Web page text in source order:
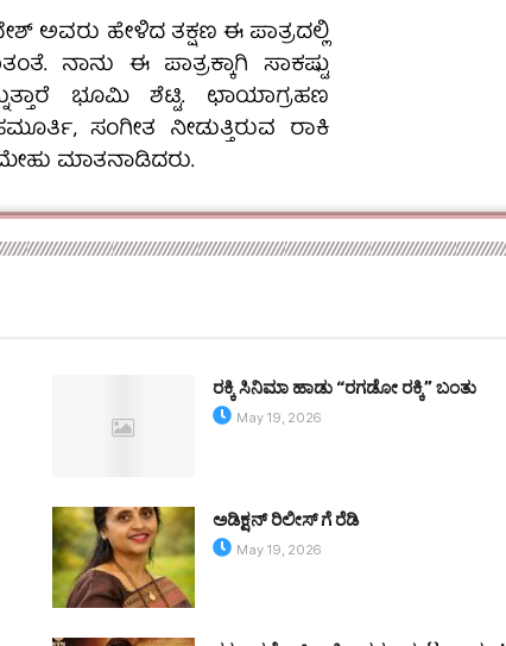
ಅವರು ಹೇಳಿದ ತಕ್ಷಣ ಈ ಪಾತ್ರದಲ್ಲಿ
ಈ ಪಾತ್ರಕ್ಕಾಗಿ ಸಾಕಷ್ಟು
ಭೂಮಿ ಶೆಟ್ಟಿ. ಛಾಯಾಗ್ರಹಣ
ಸಂಗೀತ ನೀಡುತ್ತಿರುವ ರಾಕಿ
ಮಾತನಾಡಿದರು.
ರಕ್ಕಿ ಸಿನಿಮಾ ಹಾಡು “ರಗಡೋ ರಕ್ಕಿ” ಬಂತು
May 19, 2026
ಅಡಿಕ್ಷನ್ ರಿಲೀಸ್ ಗೆ ರೆಡಿ
May 19, 2026